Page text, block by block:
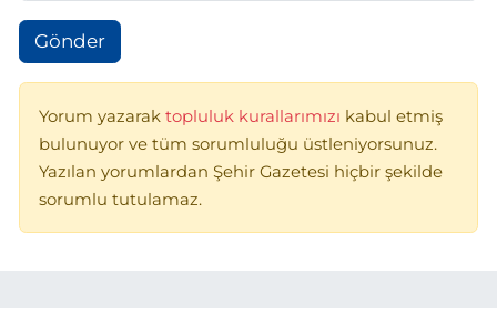
Gönder
Yorum yazarak topluluk kurallarımızı kabul etmiş
bulunuyor ve tüm sorumluluğu üstleniyorsunuz.
Yazılan yorumlardan Şehir Gazetesi hiçbir şekilde
sorumlu tutulamaz.